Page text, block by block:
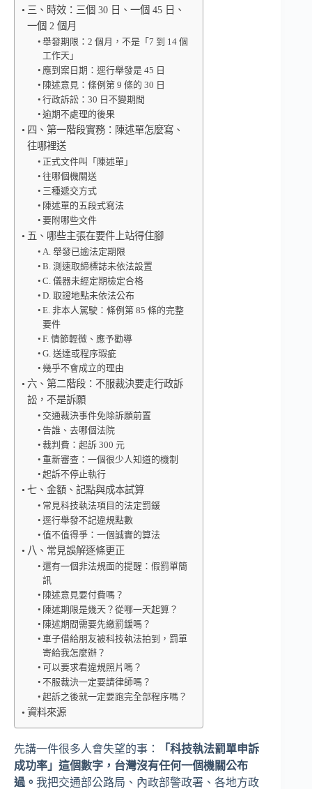
三、時效：三個 30 日、一個 45 日、
一個 2 個月
舉發期限：2 個月，不是「7 到 14 個
工作天」
應到案日期：逕行舉發是 45 日
陳述意見：條例第 9 條的 30 日
行政訴訟：30 日不變期間
逾期不處理的後果
四、第一階段實務：陳述單怎麼寫、
往哪裡送
正式文件叫「陳述單」
往哪個機關送
三種遞交方式
陳述單的五段式寫法
要附哪些文件
五、哪些主張在要件上站得住腳
A. 舉發已逾法定期限
B. 測速取締標誌未依法設置
C. 儀器未經定期檢定合格
D. 取證地點未依法公布
E. 非本人駕駛：條例第 85 條的完整
要件
F. 情節輕微、應予勸導
G. 送達或程序瑕疵
幾乎不會成立的理由
六、第二階段：不服裁決要走行政訴
訟，不是訴願
交通裁決事件免除訴願前置
告誰、去哪個法院
裁判費：起訴 300 元
重新審查：一個很少人知道的機制
起訴不停止執行
七、金額、記點與成本試算
常見科技執法項目的法定罰鍰
逕行舉發不記違規點數
值不值得爭：一個誠實的算法
八、常見誤解逐條更正
還有一個非法規面的提醒：假罰單簡
訊
陳述意見要付費嗎？
陳述期限是幾天？從哪一天起算？
陳述期間需要先繳罰鍰嗎？
車子借給朋友被科技執法拍到，罰單
寄給我怎麼辦？
可以要求看違規照片嗎？
不服裁決一定要請律師嗎？
起訴之後就一定要跑完全部程序嗎？
資料來源
先講一件很多人會失望的事：
「科技執法罰單申訴
成功率」這個數字，台灣沒有任何一個機關公布
過。 我把交通部公路局、內政部警政署、各地方政